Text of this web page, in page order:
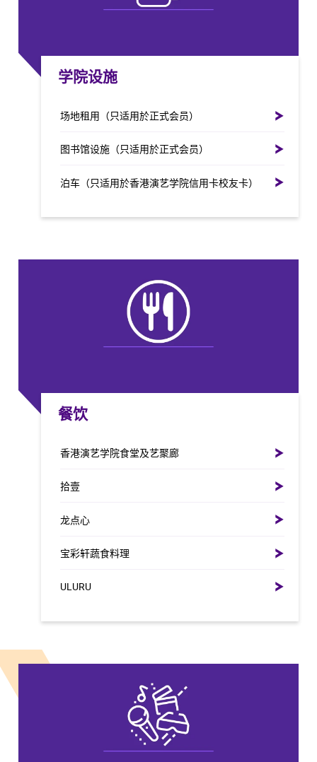
学院设施
场地租用（只适用於正式会员）
图书馆设施（只适用於正式会员）
泊车（只适用於香港演艺学院信用卡校友卡）
餐饮
香港演艺学院食堂及艺聚廊
拾壹
龙点心
宝彩轩蔬食料理
ULURU